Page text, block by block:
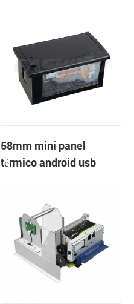
de impresión
58mm mini panel
térmico android usb